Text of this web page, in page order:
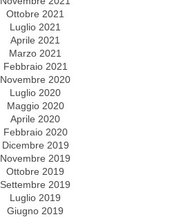
Ottobre 2021
Luglio 2021
Aprile 2021
Marzo 2021
Febbraio 2021
Novembre 2020
Luglio 2020
Maggio 2020
Aprile 2020
Febbraio 2020
Dicembre 2019
Novembre 2019
Ottobre 2019
Settembre 2019
Luglio 2019
Giugno 2019